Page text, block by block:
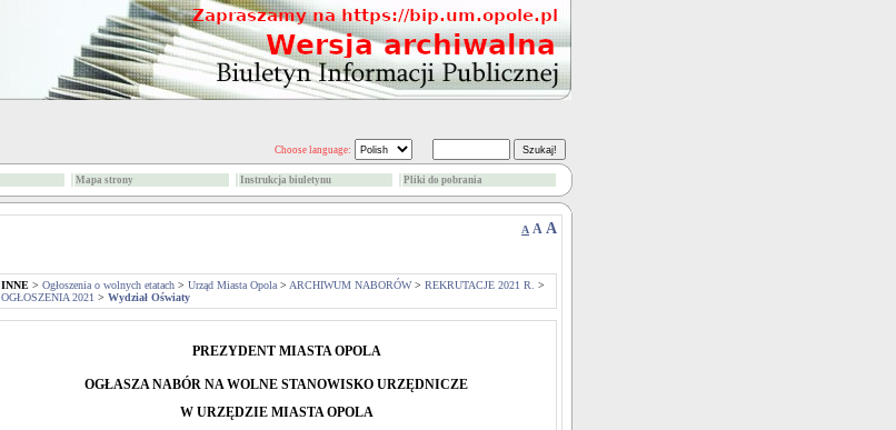
Choose language:
Mapa strony Instrukcja biuletynu Pliki do pobrania
A A A
INNE > Ogłoszenia o wolnych etatach > Urząd Miasta Opola > ARCHIWUM NABORÓW> REKRUTACJE 2021 R.
>
OGŁOSZENIA 2021 > Wydział Oświaty
PREZYDENT MIASTA OPOLA
OGŁASZA NABÓR NA WOLNE STANOWISKO URZĘDNICZE
W URZĘDZIE MIASTA OPOLA